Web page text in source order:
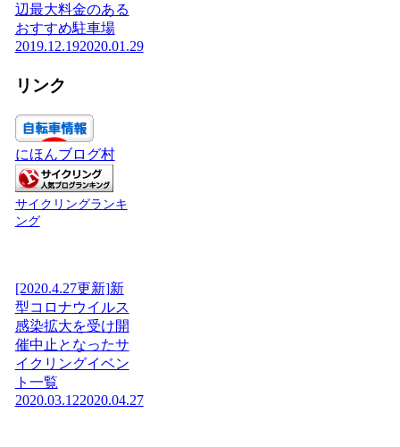
辺最大料金のある
おすすめ駐車場
2019.12.192020.01.29
リンク
にほんブログ村
サイクリングランキ
ング
[2020.4.27更新]新
型コロナウイルス
感染拡大を受け開
催中止となったサ
イクリングイベン
ト一覧
2020.03.122020.04.27